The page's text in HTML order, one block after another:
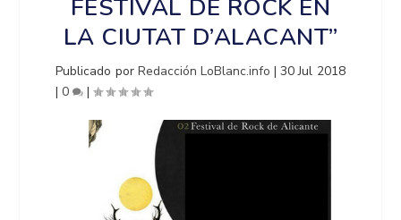
FESTIVAL DE ROCK EN
LA CIUTAT D’ALACANT”
Publicado por Redacción LoBlanc.info |30 Jul 2018
|0 |